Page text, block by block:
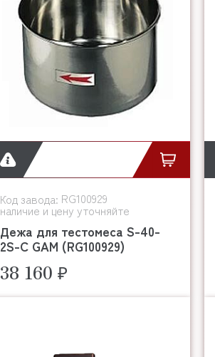
Код завода: RG100929
наличие и цену уточняйте
Дежа для тестомеса S-40-
2S-C GAM (RG100929)
38 160 ₽